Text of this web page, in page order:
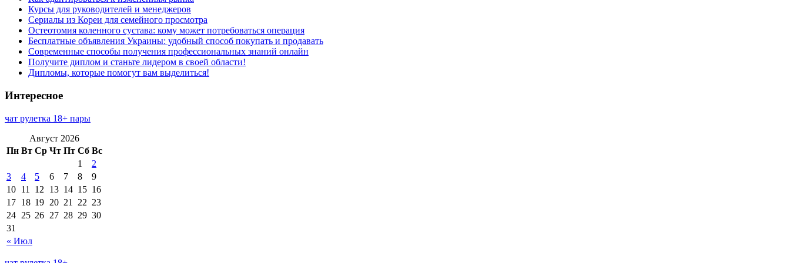
Курсы для руководителей и менеджеров
Сериалы из Кореи для семейного просмотра
Остеотомия коленного сустава: кому может потребоваться операция
Бесплатные объявления Украины: удобный способ покупать и продавать
Современные способы получения профессиональных знаний онлайн
Получите диплом и станьте лидером в своей области!
Дипломы, которые помогут вам выделиться!
Интересное
чат рулетка 18+ пары
Август 2026
Пн Вт Ср Чт Пт Сб Вс
« Июл
1
2
3
4 5 6 7 8
9
10 11 12 13 14 15 16
17 18 19 20 21 22 23
24 25 26 27 28 29 30
31